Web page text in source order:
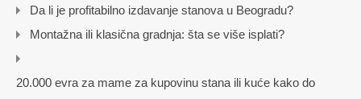
Da li je profitabilno izdavanje stanova u Beogradu?
Montažna ili klasična gradnja: šta se više isplati?
20.000 evra za mame za kupovinu stana ili kuće kako do